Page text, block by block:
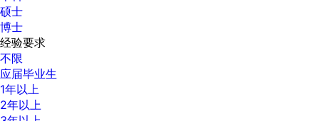
硕士
博士
经验要求
不限
应届毕业生
1年以上
2年以上